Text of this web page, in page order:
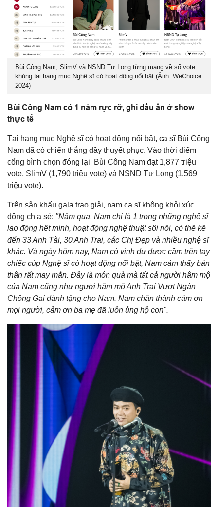
Bùi Công Nam, SlimV và NSND Tự Long từng mang về số vote
khủng tại hạng mục Nghệ sĩ có hoạt động nổi bật (Ảnh: WeChoice
2024)
Bùi Công Nam có 1 năm rực rỡ, ghi dấu ấn ở show
thực tế
Tại hạng mục Nghệ sĩ có hoạt động nổi bật, ca sĩ Bùi Công
Nam đã có chiến thắng đầy thuyết phục. Vào thời điểm
cổng bình chọn đóng lại, Bùi Công Nam đạt 1,877 triệu
vote, SlimV (1,790 triệu vote) và NSND Tự Long (1.569
triệu vote).
Trên sân khấu gala trao giải, nam ca sĩ không khỏi xúc
động chia sẻ: "Năm qua, Nam chỉ là 1 trong những nghệ sĩ
lao động hết mình, hoạt động nghệ thuật sôi nổi, có thể kể
đến 33 Anh Tài, 30 Anh Trai, các Chị Đẹp và nhiều nghệ sĩ
khác. Và ngày hôm nay, Nam có vinh dự được cầm trên tay
chiếc cúp Nghệ sĩ có hoạt động nổi bật, Nam cảm thấy bản
thân rất may mắn. Đây là món quà mà tất cả người hâm mộ
của Nam cũng như người hâm mộ Anh Trai Vượt Ngàn
Chông Gai dành tặng cho Nam. Nam chân thành cảm ơn
mọi người, cảm ơn ba mẹ đã luôn ủng hộ con".